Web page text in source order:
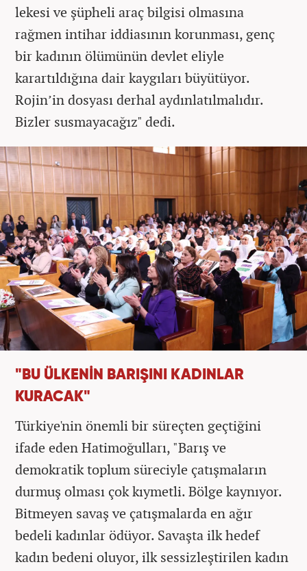
lekesi ve şüpheli araç bilgisi olmasına
rağmen intihar iddiasının korunması, genç
bir kadının ölümünün devlet eliyle
karartıldığına dair kaygıları büyütüyor.
Rojin’in dosyası derhal aydınlatılmalıdır.
Bizler susmayacağız" dedi.
"BU ÜLKENİN BARIŞINI KADINLAR
KURACAK"
Türkiye'nin önemli bir süreçten geçtiğini
ifade eden Hatimoğulları, "Barış ve
demokratik toplum süreciyle çatışmaların
durmuş olması çok kıymetli. Bölge kaynıyor.
Bitmeyen savaş ve çatışmalarda en ağır
bedeli kadınlar ödüyor. Savaşta ilk hedef
kadın bedeni oluyor, ilk sessizleştirilen kadın